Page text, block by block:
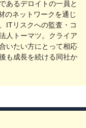
あるデロイトの一員と
のネットワークを通じ
ITリスクへの監査・コ
人トーマツ。クライア
いたい方にとって相応
も成長を続ける同社か